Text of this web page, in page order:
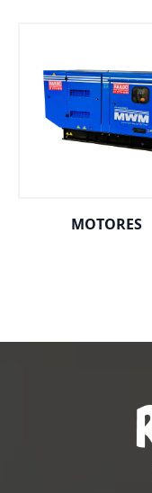
MOTORES